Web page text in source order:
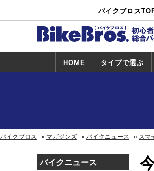
バイクブロス
HOME タイプで選ぶ
バイクブロス マガジンズ バイクニュース スマ
バイクニュース